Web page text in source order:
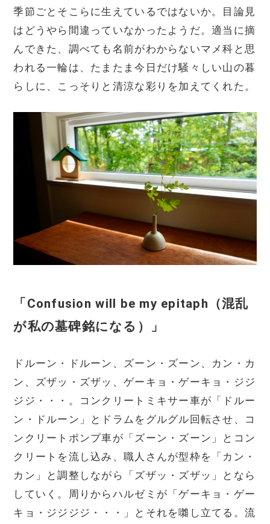
季節ごとそこらに生えているではないか。目論見
はどうやら間違っていなかったようだ。適当に摘
んできた、調べても名前がわからないマメ科と思
われる一輪は、たまたま今日だけ騒々しい山の暮
らしに、こっそりと清涼な彩りを加えてくれた。
「Confusion will be my epitaph（混乱
が私の墓碑銘になる）」
ドルーン・ドルーン、ズーン・ズーン、カン・カ
ン、ズザッ・ズザッ、ゲーキョ・ゲーキョ・ジジ
ジジ・・・。コンクリートミキサー車が「ドルー
ン・ドルーン」とドラムをグルグル回転させ、コ
ンクリートポンプ車が「ズーン・ズーン」とコン
クリートを流し込み、職人さんが型枠を「カン・
カン」と調整しながら「ズザッ・ズザッ」となら
していく。周りからハルゼミが「ゲーキョ・ゲー
キョ・ジジジジ・・・」とそれを囃し立てる。流